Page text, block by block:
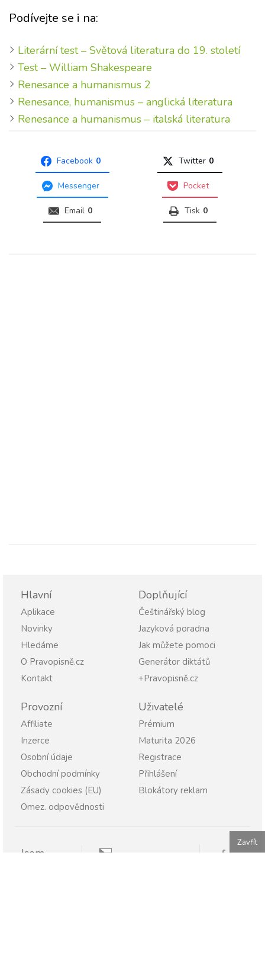
Podívejte se i na:
Literární test – Světová literatura do 19. století
Test – William Shakespeare
Renesance a humanismus 2
Renesance, humanismus – anglická literatura
Renesance a humanismus – italská literatura
Facebook 0 Twitter 0
Messenger Pocket
Email 0 Tisk 0
Hlavní
Aplikace
Novinky
Hledáme
O Pravopisně.cz
Kontakt
Doplňující
Češtinářský blog
Jazyková poradna
Jak můžete pomoci
Generátor diktátů
+Pravopisně.cz
Provozní
Affiliate
Inzerce
Osobní údaje
Obchodní podmínky
Zásady cookies (EU)
Omez. odpovědnosti
Uživatelé
Prémium
Maturita 2026
Registrace
Přihlášení
Blokátory reklam
Jsem
Zavřít